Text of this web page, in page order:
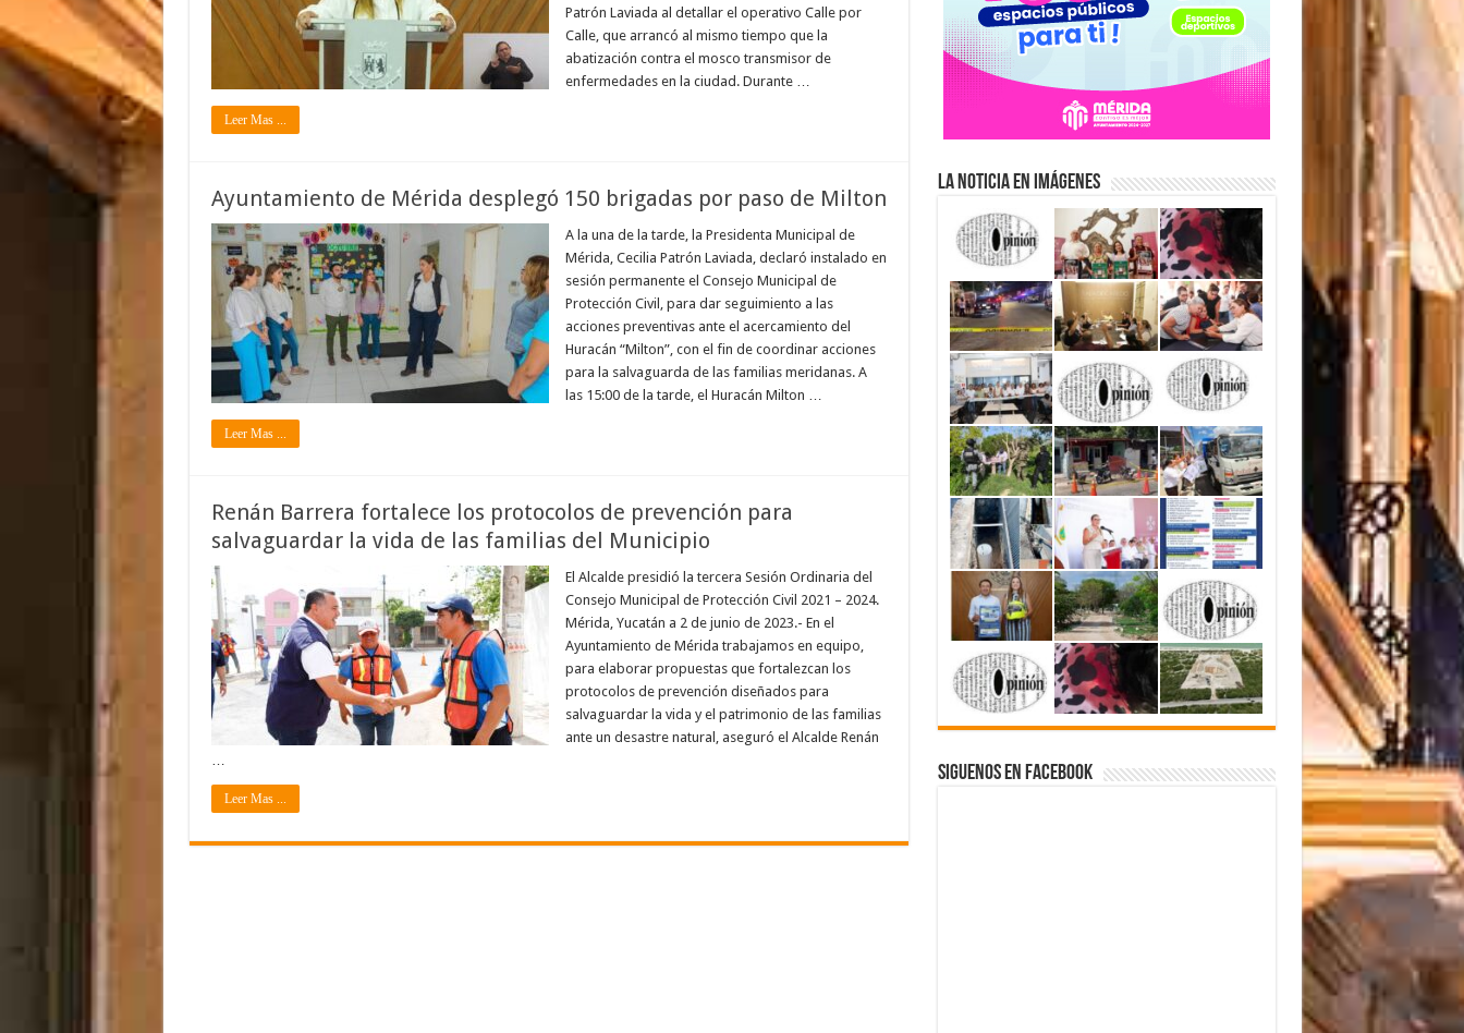
Patrón Laviada al detallar el operativo Calle por
Calle, que arrancó al mismo tiempo que la
abatización contra el mosco transmisor de
enfermedades en la ciudad. Durante …
Leer Mas ...
Ayuntamiento de Mérida desplegó 150 brigadas por paso de Milton
A la una de la tarde, la Presidenta Municipal de
Mérida, Cecilia Patrón Laviada, declaró instalado en
sesión permanente el Consejo Municipal de
Protección Civil, para dar seguimiento a las
acciones preventivas ante el acercamiento del
Huracán “Milton”, con el fin de coordinar acciones
para la salvaguarda de las familias meridanas. A
las 15:00 de la tarde, el Huracán Milton …
Leer Mas ...
Renán Barrera fortalece los protocolos de prevención para
salvaguardar la vida de las familias del Municipio
El Alcalde presidió la tercera Sesión Ordinaria del
Consejo Municipal de Protección Civil 2021 – 2024.
Mérida, Yucatán a 2 de junio de 2023.- En el
Ayuntamiento de Mérida trabajamos en equipo,
para elaborar propuestas que fortalezcan los
protocolos de prevención diseñados para
salvaguardar la vida y el patrimonio de las familias
ante un desastre natural, aseguró el Alcalde Renán
…
Leer Mas ...
La Noticia en Imágenes
Siguenos en Facebook